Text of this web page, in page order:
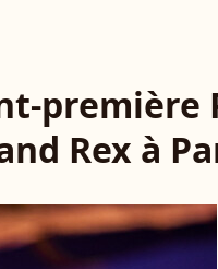
Rex à